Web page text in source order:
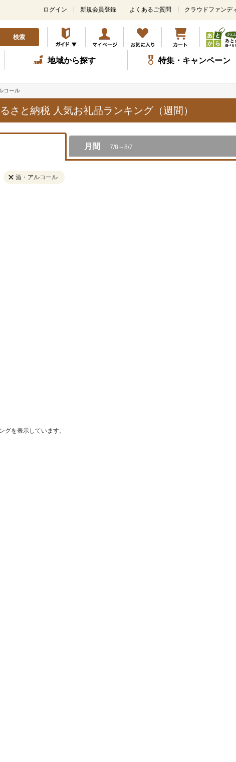
メ
ン
コ
ン
テ
ツ
キ
ッ
プ
ログイン 新規会員登録 よくあるご質問 クラウドファンデ
検索
地域から探す 特集・キャンペーン
コール
さと納税 人気お礼品ランキング（週間）
月間 7/8～8/7
酒・アルコール
を表示しています。